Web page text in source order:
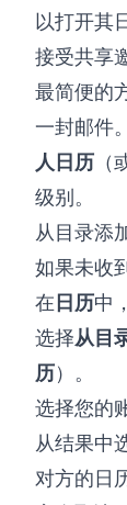
以打开其
接受共享
最简便的
一封邮件
人日历 （
级别。
从目录添
如果未收
在日历中
选择从目
历）。
选择您的
从结果中
对方的日